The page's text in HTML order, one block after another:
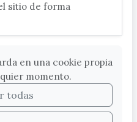
sitio de forma
en una cookie propia
momento.
todas